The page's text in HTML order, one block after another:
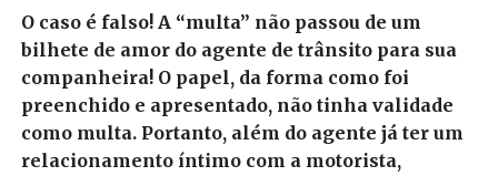
O caso é falso! A “multa” não passou de um
bilhete de amor do agente de trânsito para sua
companheira! O papel, da forma como foi
preenchido e apresentado, não tinha validade
como multa. Portanto, além do agente já ter um
relacionamento íntimo com a motorista,